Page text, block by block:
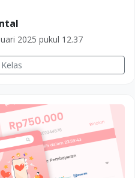
2025 pukul 12.37